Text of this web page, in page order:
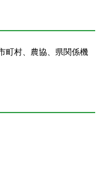
町村、農協、県関係機